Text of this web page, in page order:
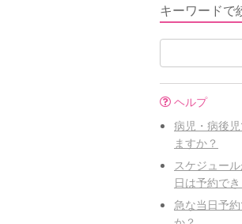
キーワードで
ヘルプ
病児・病後
ますか？
スケジュー
日は予約で
急な当日予